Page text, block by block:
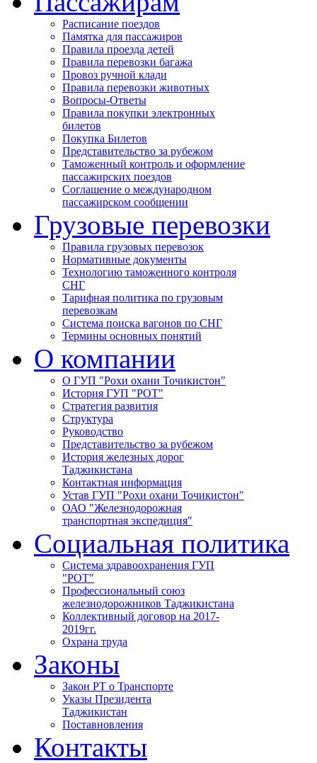
Расписание поездов
Памятка для пассажиров
Правила проезда детей
Правила перевозки багажа
Провоз ручной клади
Правила перевозки животных
Вопросы-Ответы
Правила покупки электронных
билетов
Покупка Билетов
Представительство за рубежом
Таможенный контроль и оформление
пассажирских поездов
Соглашение о международном
пассажирском сообщении
Грузовые перевозки
Правила грузовых перевозок
Нормативные документы
Технологию таможенного контроля
СНГ
Тарифная политика по грузовым
перевозкам
Система поиска вагонов по СНГ
Термины основных понятий
О компании
О ГУП "Рохи охани Точикистон"
История ГУП "РОТ"
Стратегия развития
Структура
Руководство
Представительство за рубежом
История железных дорог
Таджикистана
Контактная информация
Устав ГУП "Рохи охани Точикистон"
ОАО "Железнодорожная
транспортная экспедиция"
Социальная политика
Система здравоохранения ГУП
"РОТ"
Профессиональный союз
железнодорожников Таджикистана
Коллективный договор на 2017-
2019гг.
Охрана труда
Законы
Закон РТ о Транспорте
Указы Президента
Таджикистан
Поставновления
Контакты